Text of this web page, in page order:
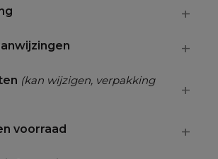
(kan wijzigen, verpakking
voorraad